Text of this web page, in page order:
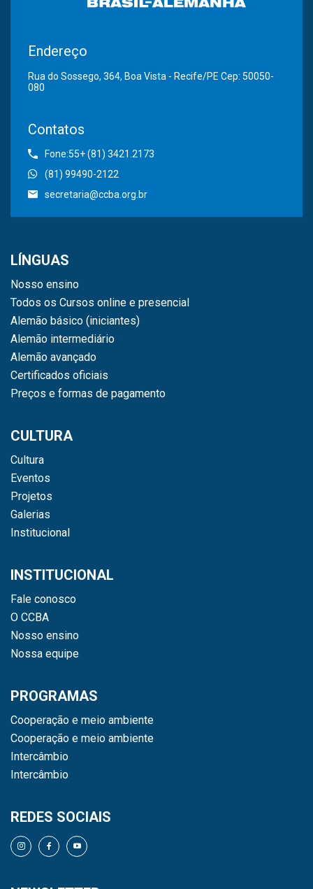
Endereço
Rua do Sossego, 364, Boa Vista - Recife/PE Cep: 50050-
080
Contatos
Fone:55+ (81) 3421.2173
(81) 99490-2122
secretaria@ccba.org.br
LÍNGUAS
Nosso ensino
Todos os Cursos online e presencial
Alemão básico (iniciantes)
Alemão intermediário
Alemão avançado
Certificados oficiais
Preços e formas de pagamento
CULTURA
Cultura
Eventos
Projetos
Galerias
Institucional
INSTITUCIONAL
Fale conosco
O CCBA
Nosso ensino
Nossa equipe
PROGRAMAS
Cooperação e meio ambiente
Cooperação e meio ambiente
Intercâmbio
Intercâmbio
REDES SOCIAIS